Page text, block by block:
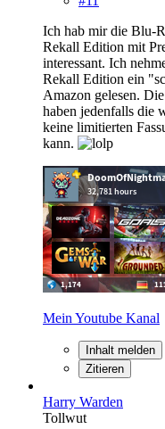
Ich hab mir die Blu-
Rekall Edition mit
interessant. Ich
Rekall Edition ein
Amazon gelesen.
haben jedenfalls die
keine limitierten
kann.
Mein Youtube Kanal
Inhalt melden
Zitieren
Harry Warden
Tollwut